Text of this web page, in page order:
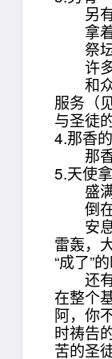
另有
拿着
祭坛
许多
和众
服务（
与圣徒
4.那香
那香
5.天使
盛满
倒在
安息
雷轰，
“成了”
还有
在整个
阿，你
时祷告
苦的圣